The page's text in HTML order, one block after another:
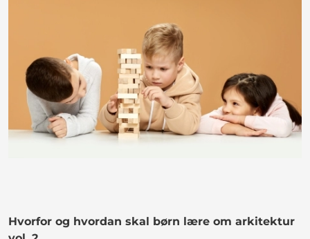
Hvorfor og hvordan skal børn lære om arkitektur